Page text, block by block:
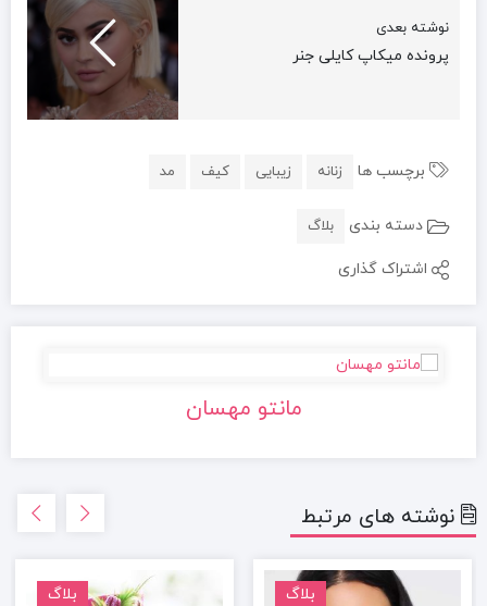
نوشته بعدی
پرونده‌ میکاپ کایلی جنر
برچسب ها زنانه زیبایی کیف مد
دسته بندی بلاگ
اشتراک گذاری
مانتو مهسان
نوشته های مرتبط
بلاگ بلاگ